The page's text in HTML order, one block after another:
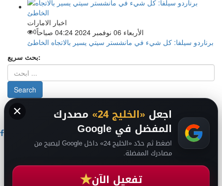
اخبار الامارات
الأربعاء 06 نوفمبر 2024 04:24 صباحاً
0
برناردو سيلفا: كل شيء في مانشستر سيتي يسير بالاتجاه الخاطئ
بحث سريع:
من نحن
اخبار الخليج
× اجعل «الخليج 24» مصدرك
المفضل في Google
اضغط ثم حدّد «الخليج 24» داخل Google ليصبح من
مصادرك المفضلة.
تفعيل الآن★